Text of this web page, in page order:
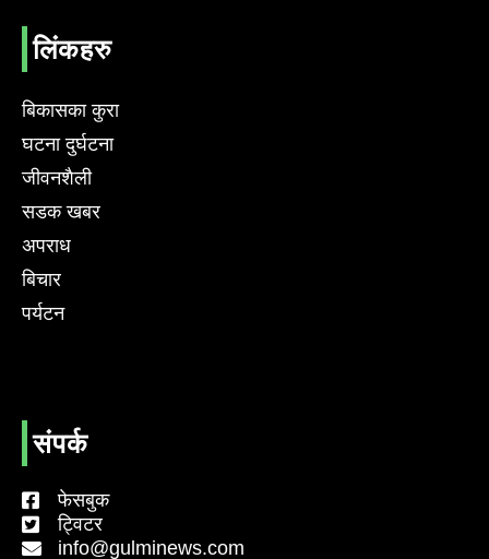
लिंकहरु
बिकासका कुरा
घटना दुर्घटना
जीवनशैली
सडक खबर
अपराध
बिचार
पर्यटन
संपर्क
फेसबुक
ट्विटर
info@gulminews.com